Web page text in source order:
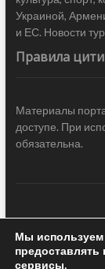
Украиной,
и ЕС. Новости
Правила
Материалы
доступе. При
обязательна.
Новости Грузии
Design &
Мы используем
сервисы.